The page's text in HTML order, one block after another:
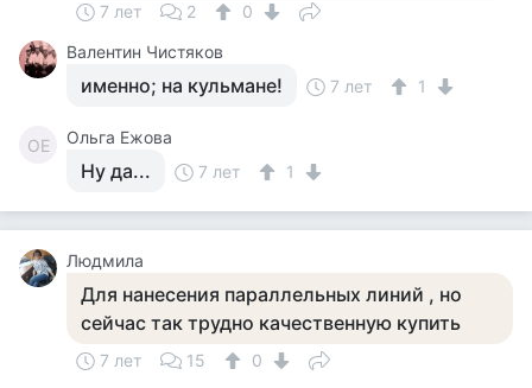
7 лет 2
0
Валентин Чистяков
именно; на кульмане! 7 лет 1
ОЕ Ольга Ежова
Ну да... 7 лет 1
Людмила
Для нанесения параллельных линий , но
сейчас так трудно качественную купить
7 лет 15
0